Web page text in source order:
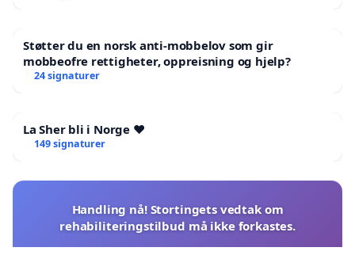
Støtter du en norsk anti-mobbelov som gir
mobbeofre rettigheter, oppreisning og hjelp?
24 signaturer
La Sher bli i Norge ❤️
149 signaturer
Handling nå! Stortingets vedtak om
rehabiliteringstilbud må ikke forkastes.